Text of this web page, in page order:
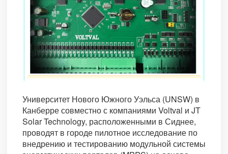
Университет Нового Южного Уэльса (UNSW) в
Канберре совместно с компаниями Voltval и JT
Solar Technology, расположенными в Сиднее,
проводят в городе пилотное исследование по
внедрению и тестированию модульной системы